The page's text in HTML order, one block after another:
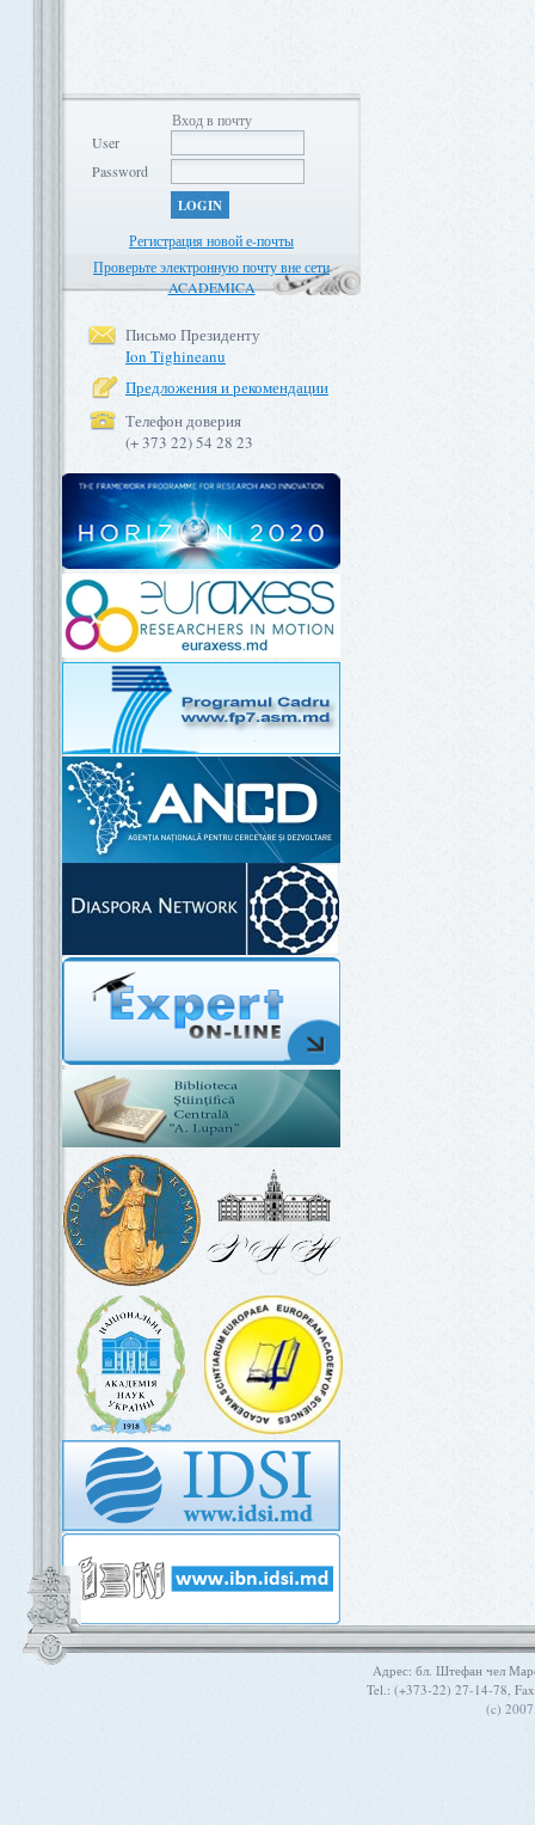
Вход в почту
User
Password
LOGIN
Регистрация новой е-почты
Проверьте электронную почту вне сети
ACADEMICA
Письмо Президенту
Ion Tighineanu
Предложения и рекомендации
Телефон доверия
(+ 373 22) 54 28 23
Aдрес: бл. Штефан чел
Tel.: (+373-22) 27-14-78,
(c)